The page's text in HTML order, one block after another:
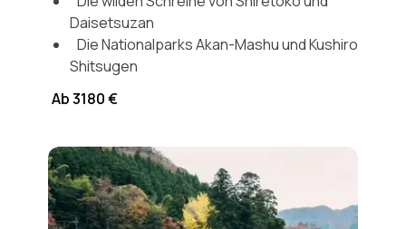
Daisetsuzan
Die Nationalparks Akan-Mashu und Kushiro
Shitsugen
Ab 3180 €